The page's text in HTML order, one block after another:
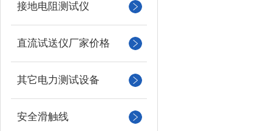
接地电阻测试仪
直流试送仪厂家价格
其它电力测试设备
安全滑触线